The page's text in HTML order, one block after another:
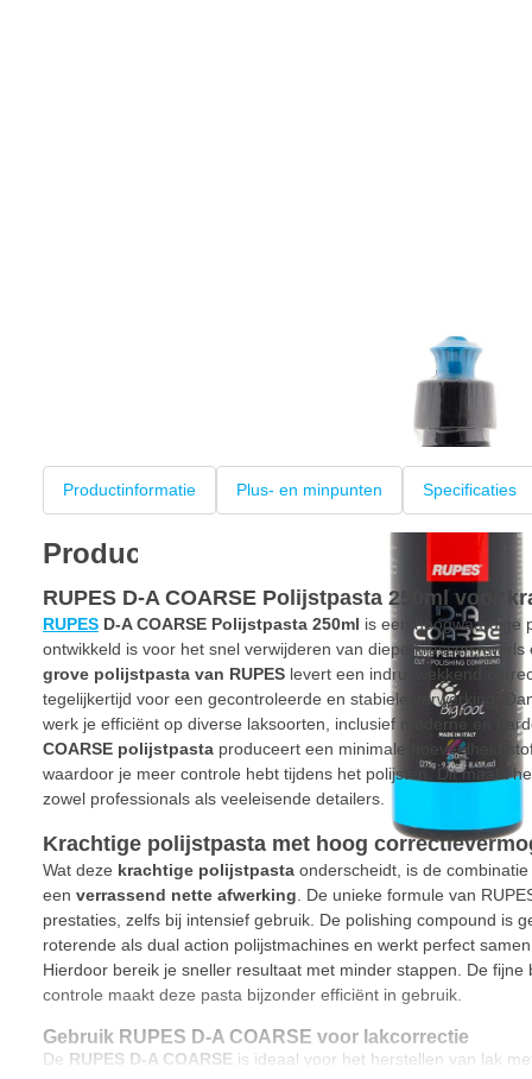
Productinformatie Plus- en minpunten Specificaties
Productinformatie
RUPES D-A COARSE Polijstpasta 250ml voor
RUPES D-A COARSE Polijstpasta 250ml is een hoogwaardige
ontwikkeld is voor het snel verwijderen van diepe krassen, swirls
grove polijstpasta van RUPES levert een indrukwekkend
tegelijkertijd voor een gecontroleerde en stabiele verwerking.
werk je efficiënt op diverse laksoorten, inclusief moderne en
COARSE polijstpasta produceert een minimale hoeveelheid
waardoor je meer controle hebt tijdens het polijsten. Dit maakt
zowel professionals als veeleisende detailers.
Krachtige polijstpasta met hoog
Wat deze krachtige polijstpasta onderscheidt, is de combinatie
een verrassend nette afwerking . De unieke formule van
prestaties, zelfs bij intensief gebruik. De polishing compound is
roterende als dual action polijstmachines en werkt perfect
Hierdoor bereik je sneller resultaat met minder stappen. De fijne
controle maakt deze pasta bijzonder efficiënt in gebruik.
Gebruik RUPES D-A COARSE voor lakcorrectie
De RUPES D-A COARSE is ideaal voor het herstellen van lak